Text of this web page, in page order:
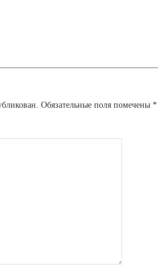
Обязательные поля помечены *